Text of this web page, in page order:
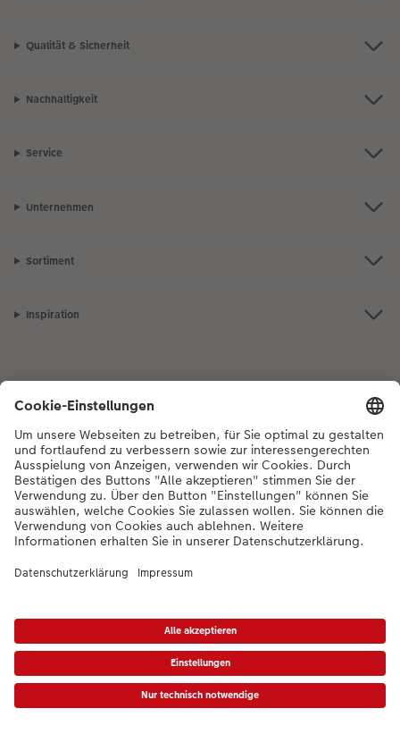
Qualität & Sicherheit
Nachhaltigkeit
Service
Unternehmen
Sortiment
Inspiration
Bei Fragen zu Produkten oder der Bestellung können Sie uns gerne von
Montag bis Samstag von 8:00 – 20:00 Uhr und Sonntag von 10:00 –
20:00 Uhr (gesetzliche Feiertage ausgenommen) unter der
Telefonnummer044 499 01 21kontaktieren.
DE| FR|IT
Das abgebildete Produkt hat ggfs. einen höheren Preis.
|AGB|Datenschutz|Impressum